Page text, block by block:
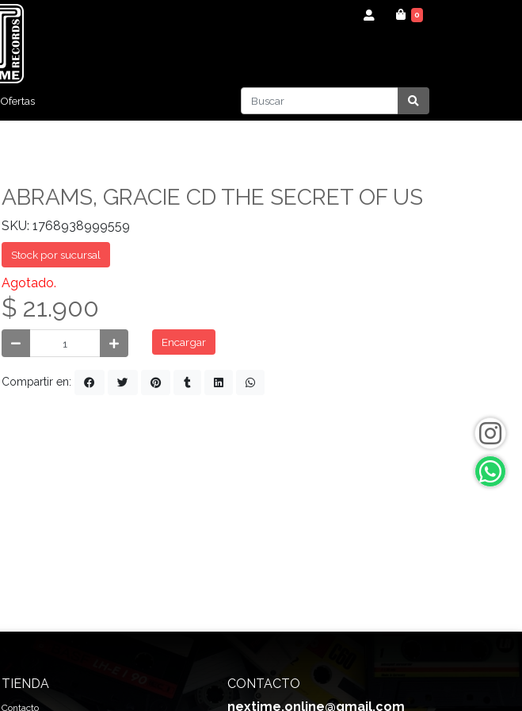
0
Ofertas
ABRAMS, GRACIE CD THE SECRET OF US
SKU: 1768938999559
Stock por sucursal
Agotado.
$ 21.900
Encargar
Compartir en:
TIENDA
Contacto
CONTACTO
nextime.online@gmail.com